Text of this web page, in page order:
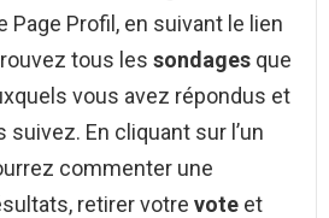
Page Profil, en suivant le lien
tous les sondages que
vous avez répondus et
En cliquant sur l’un
commenter une
retirer votre vote et